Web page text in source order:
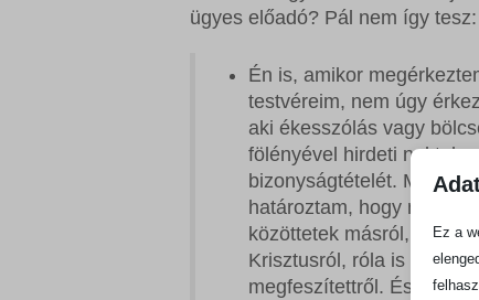
ügyes előadó? Pál nem így tesz:
Én is, amikor
testvéreim, nem úgy
aki ékesszólás vagy
fölényével hirdeti nektek
bizonyságtételét. Mert úgy
határoztam, hogy nem
közöttetek másról, csak
Krisztusról, róla is mint a
megfeszítettről. És én
Ez a